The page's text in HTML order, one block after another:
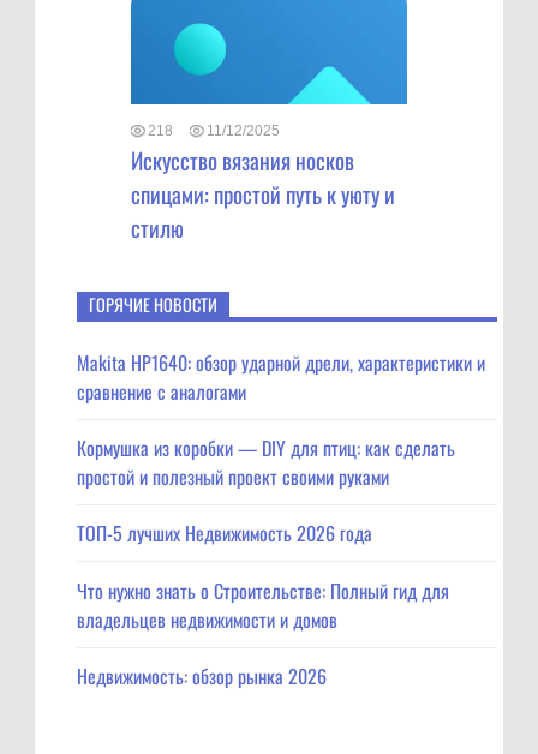
218 11/12/2025
Искусство вязания носков
спицами: простой путь к уюту и
стилю
ГОРЯЧИЕ НОВОСТИ
Makita HP1640: обзор ударной дрели, характеристики и
сравнение с аналогами
Кормушка из коробки — DIY для птиц: как сделать
простой и полезный проект своими руками
ТОП-5 лучших Недвижимость 2026 года
Что нужно знать о Строительстве: Полный гид для
владельцев недвижимости и домов
Недвижимость: обзор рынка 2026